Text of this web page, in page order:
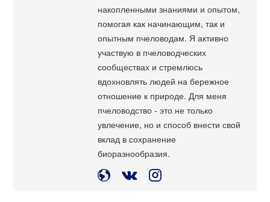
накопленными знаниями и опытом,
помогая как начинающим, так и
опытным пчеловодам. Я активно
участвую в пчеловодческих
сообществах и стремлюсь
вдохновлять людей на бережное
отношение к природе. Для меня
пчеловодство - это не только
увлечение, но и способ внести свой
вклад в сохранение
биоразнообразия.